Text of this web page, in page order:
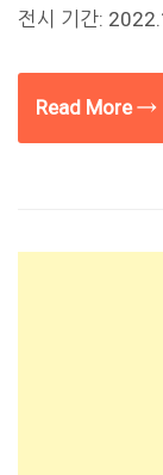
전시 기간:
Read More →